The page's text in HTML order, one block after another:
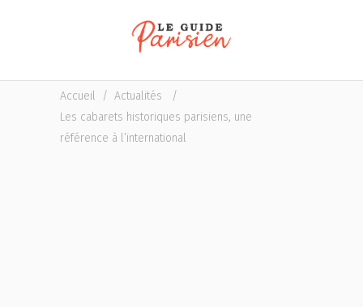
Accueil / Actualités
/
Les cabarets historiques parisiens, une
référence à l’international